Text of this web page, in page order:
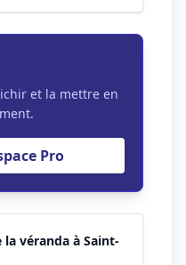
et la mettre en
Pro
véranda à Saint-